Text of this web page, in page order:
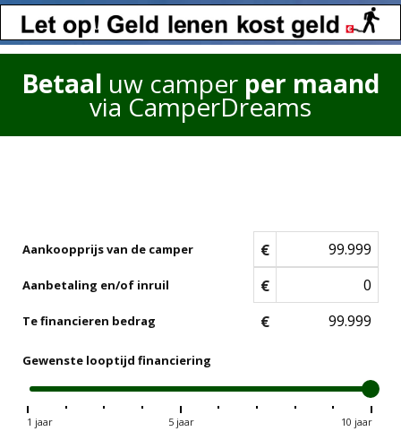
Betaal uw camper per maand
via CamperDreams
Aankoopprijs van de camper €
Aanbetaling en/of inruil €
Te financieren bedrag €
Gewenste looptijd financiering
1 jaar 5 jaar 10 jaar